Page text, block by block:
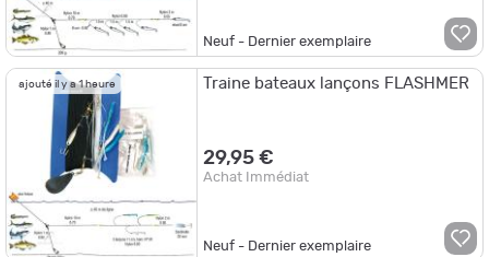
Neuf - Dernier exemplaire
ajouté il y a 1 heure Traine bateaux lançons FLASHMER
29,95 €
Achat Immédiat
Neuf - Dernier exemplaire